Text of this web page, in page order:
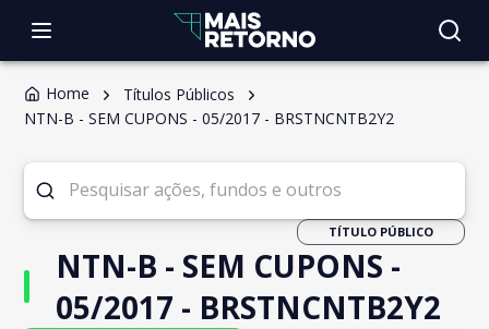
Home
Títulos Públicos
NTN-B - SEM CUPONS - 05/2017 - BRSTNCNTB2Y2
TÍTULO PÚBLICO
NTN-B - SEM CUPONS -
05/2017 - BRSTNCNTB2Y2